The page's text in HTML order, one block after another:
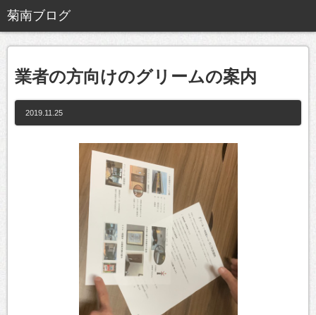
業者の方向けのグリームの案内
2019.11.25